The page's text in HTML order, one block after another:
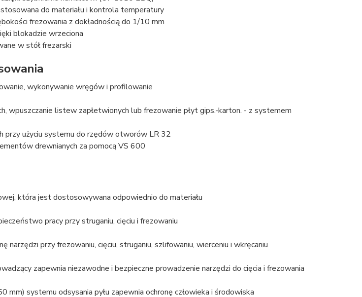
do materiału i kontrola temperatury
frezowania z dokładnością do 1/10 mm
blokadzie wrzeciona
w stół frezarski
wykonywanie wręgów i profilowanie
wpuszczanie listew zapłetwionych lub frezowanie płyt gips.-karton. - z systemem
przy użyciu systemu do rzędów otworów LR 32
drewnianych za pomocą VS 600
która jest dostosowywana odpowiednio do materiału
pracy przy struganiu, cięciu i frezowaniu
narzędzi przy frezowaniu, cięciu, struganiu, szlifowaniu, wierceniu i wkręcaniu
zapewnia niezawodne i bezpieczne prowadzenie narzędzi do cięcia i frezowania
mm) systemu odsysania pyłu zapewnia ochronę człowieka i środowiska